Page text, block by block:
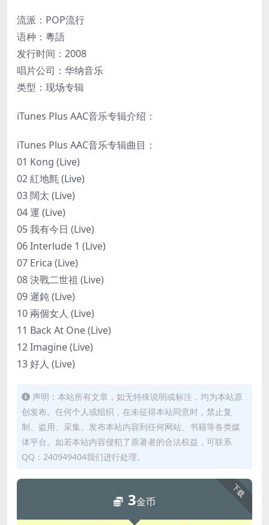
流派：POP流行
语种：粵語
发行时间：2008
唱片公司：华纳音乐
类型：现场专辑
iTunes Plus AAC音乐专辑介绍：
iTunes Plus AAC音乐专辑曲目：
01 Kong (Live)
02 紅地氈 (Live)
03 闊太 (Live)
04 運 (Live)
05 我有今日 (Live)
06 Interlude 1 (Live)
07 Erica (Live)
08 決戰二世祖 (Live)
09 遲鈍 (Live)
10 兩個女人 (Live)
11 Back At One (Live)
12 Imagine (Live)
13 好人 (Live)
声明：本站所有文章，如无特殊说明或标注，均为本站原
创发布。任何个人或组织，在未征得本站同意时，禁止复
制、盗用、采集、发布本站内容到任何网站、书籍等各类媒
体平台。如若本站内容侵犯了原著者的合法权益，可联系
QQ：240949404我们进行处理。
下载
3金币